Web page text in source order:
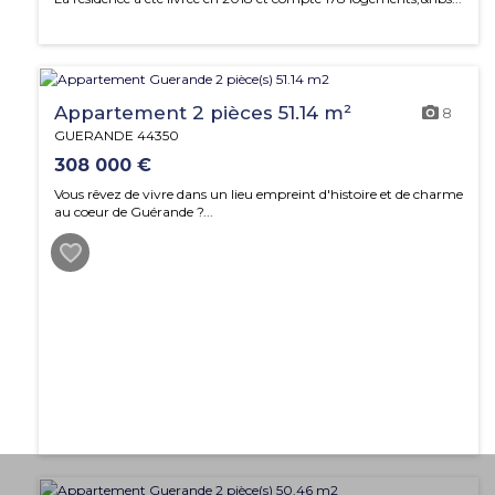
Appartement 2 pièces 51.14 m² 8
GUERANDE 44350
308 000 €
Vous rêvez de vivre dans un lieu empreint d'histoire et de charme
au coeur de Guérande ?...